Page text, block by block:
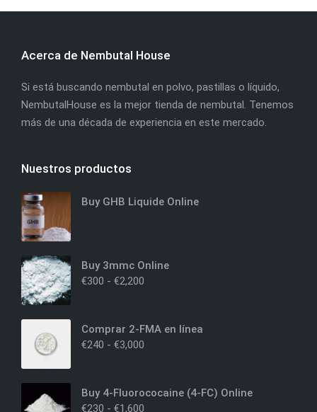
Acerca de Nembutal House
Si está buscando nembutal en polvo, pastillas o líquido,
NembutalHouse es la mejor tienda de nembutal. Tenemos
más de una década de experiencia en este mercado.
Nuestros productos
Buy GHB Liquide Online
Buy 3mmc Online
€300 - €2,200
Comprar 2-FMA en línea
€240 - €3,000
Buy 4-Fluorococaine (4-FC) Online
€230 - €1,600